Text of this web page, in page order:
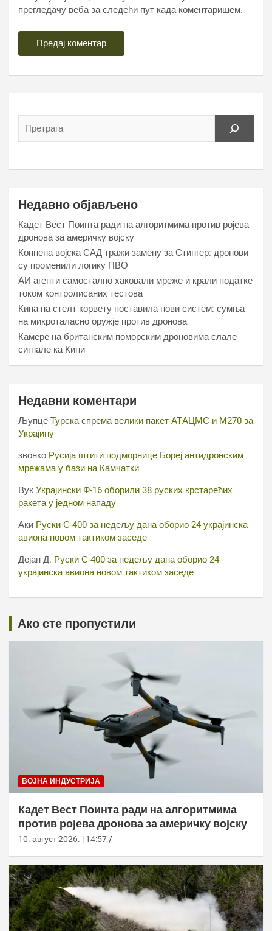
прегледачу веба за следећи пут када коментаришем.
Недавно објављено
Кадет Вест Поинта ради на алгоритмима против ројева
дронова за америчку војску
Копнена војска САД тражи замену за Стингер: дронови
су променили логику ПВО
АИ агенти самостално хаковали мреже и крали податке
током контролисаних тестова
Кина на стелт корвету поставила нови систем: сумња
на микроталасно оружје против дронова
Камере на британским поморским дроновима слале
сигнале ка Кини
Недавни коментари
Љупце Турска спрема велики пакет АТАЦМС и М270 за
Украјину
звонко Русија штити подморнице Бореј антидронским
мрежама у бази на Камчатки
Вук Украјински Ф-16 оборили 38 руских крстарећих
ракета у једном нападу
Аки Руски С-400 за недељу дана оборио 24 украјинска
авиона новом тактиком заседе
Дејан Д. Руски С-400 за недељу дана оборио 24
украјинска авиона новом тактиком заседе
Ако сте пропустили
ВОЈНА ИНДУСТРИЈА
Кадет Вест Поинта ради на алгоритмима
против ројева дронова за америчку војску
10. август 2026. | 14:57